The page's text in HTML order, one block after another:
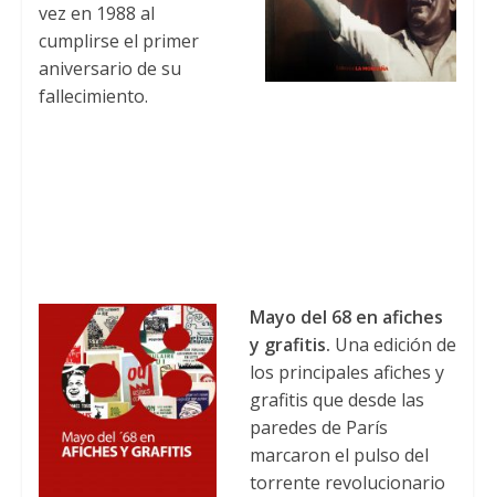
vez en 1988 al
cumplirse el primer
aniversario de su
fallecimiento.
Mayo del 68 en afiches
y grafitis. Una edición de
los principales afiches y
grafitis que desde las
paredes de París
marcaron el pulso del
torrente revolucionario